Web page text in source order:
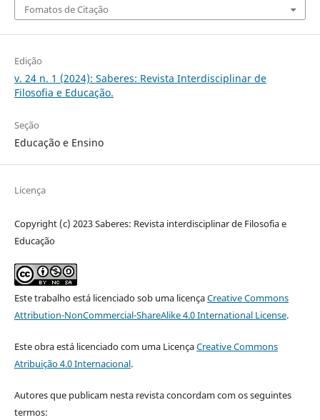
Fomatos de Citação
Edição
v. 24 n. 1 (2024): Saberes: Revista Interdisciplinar de
Filosofia e Educação.
Seção
Educação e Ensino
Licença
Copyright (c) 2023 Saberes: Revista interdisciplinar de Filosofia e
Educação
Este trabalho está licenciado sob uma licençaCreative Commons
Attribution-NonCommercial-ShareAlike 4.0 International License.
Este obra está licenciado com uma LicençaCreative Commons
Atribuição 4.0 Internacional.
Autores que publicam nesta revista concordam com os seguintes
termos: